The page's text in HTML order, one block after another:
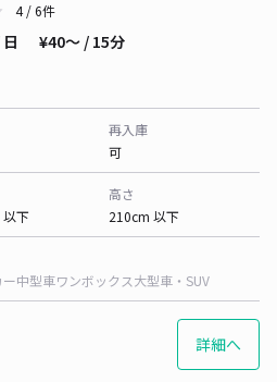
4/ 6件
¥40〜 / 15分
再入庫
可
下
高さ
210cm 以下
中型車ワンボックス大型車・SUV
詳細へ